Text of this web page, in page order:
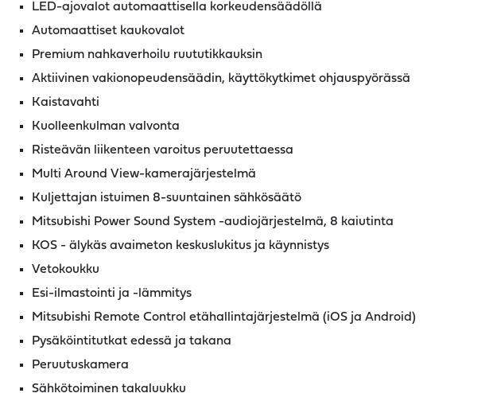
LED-ajovalot automaattisella korkeudensäädöllä
Automaattiset kaukovalot
Premium nahkaverhoilu ruututikkauksin
Aktiivinen vakionopeudensäädin, käyttökytkimet ohjauspyörässä
Kaistavahti
Kuolleenkulman valvonta
Risteävän liikenteen varoitus peruutettaessa
Multi Around View-kamerajärjestelmä
Kuljettajan istuimen 8-suuntainen sähkösäätö
Mitsubishi Power Sound System -audiojärjestelmä, 8 kaiutinta
KOS - älykäs avaimeton keskuslukitus ja käynnistys
Vetokoukku
Esi-ilmastointi ja -lämmitys
Mitsubishi Remote Control etähallintajärjestelmä (iOS ja Android)
Pysäköintitutkat edessä ja takana
Peruutuskamera
Sähkötoiminen takaluukku